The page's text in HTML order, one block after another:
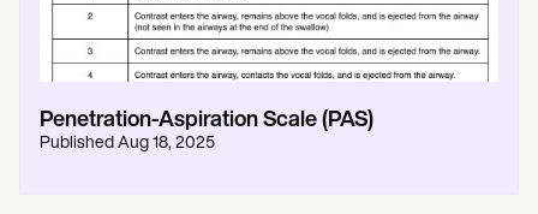
Penetration-Aspiration Scale (PAS)
Published Aug 18, 2025